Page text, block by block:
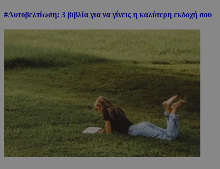
#Αυτοβελτίωση: 3 βιβλία για να γίνεις η καλύτερη εκδοχή σου